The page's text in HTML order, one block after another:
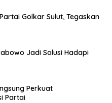
Golkar Sulut, Tegaskan
Jadi Solusi Hadapi
Perkuat
Partai